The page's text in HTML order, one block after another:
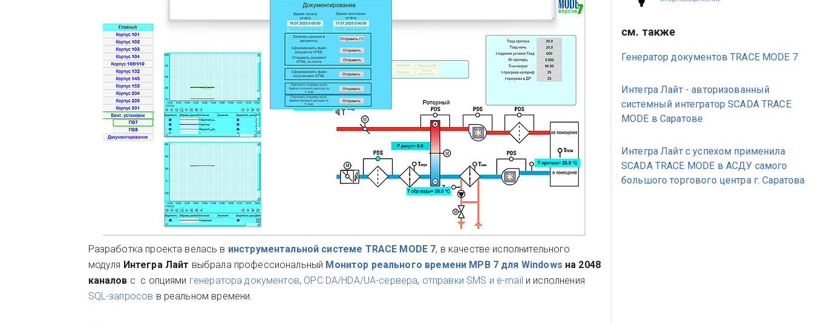
Разработка проекта велась в инструментальной системе TRACE MODE 7, в качестве исполнительного
модуля Интегра Лайт выбрала профессиональный Монитор реального времени МРВ 7 для Windows на 2048
каналов с с опциями генератора документов, OPC DA/HDA/UA-сервера, отправки SMS и e-mail и исполнения
SQL-запросов в реальном времени.
см. также
Генератор документов TRACE MODE 7
Интегра Лайт - авторизованный
системный интегратор SCADA TRACE
MODE в Саратове
Интегра Лайт с успехом применила
SCADA TRACE MODE в АСДУ самого
большого торгового центра г. Саратова